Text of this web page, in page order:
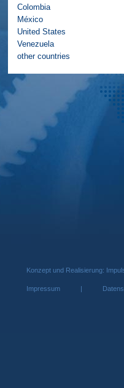
Colombia
México
United States
Venezuela
other countries
Konzept und
Impressum|